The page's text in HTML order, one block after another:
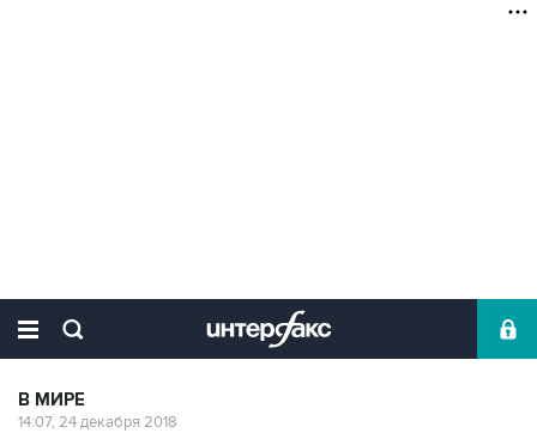
В МИРЕ
14:07, 24 декабря 2018